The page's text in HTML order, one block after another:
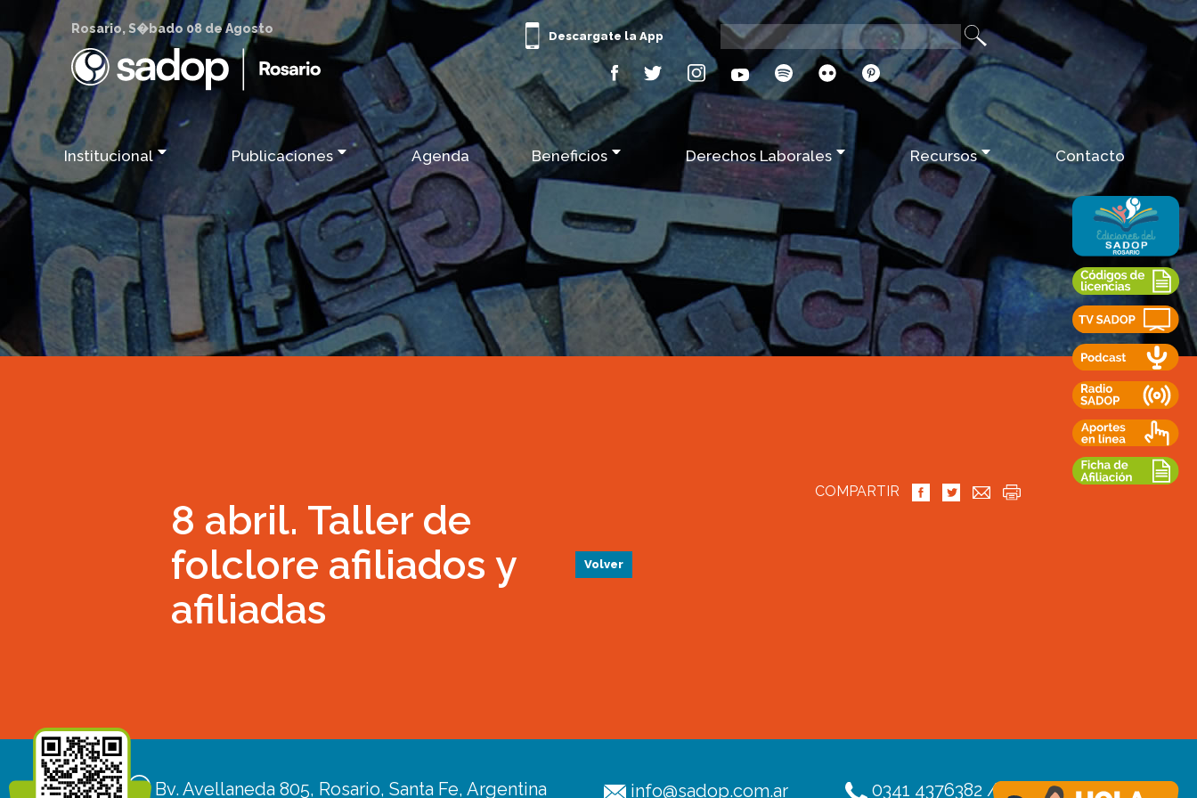
Rosario, S�bado 08 de Agosto
Descargate la App
Institucional Publicaciones Agenda Beneficios Derechos Laborales Recursos Contacto
8 abril. Taller de
folclore afiliados y
afiliadas
COMPARTIR
Volver
Bv. Avellaneda 805, Rosario, Santa Fe, Argentina info@sadop.com.ar 0341 4376382 / 4376391